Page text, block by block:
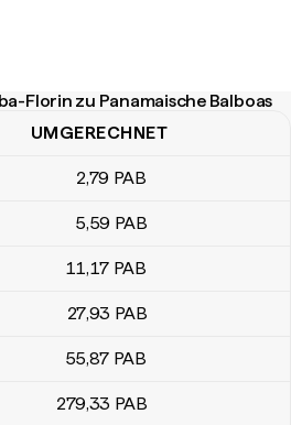
Florin zu Panamaische Balboas
Florin zu Panamaische Balboas
UMGERECHNET
2,79 PAB
5,59 PAB
11,17 PAB
27,93 PAB
55,87 PAB
279,33 PAB